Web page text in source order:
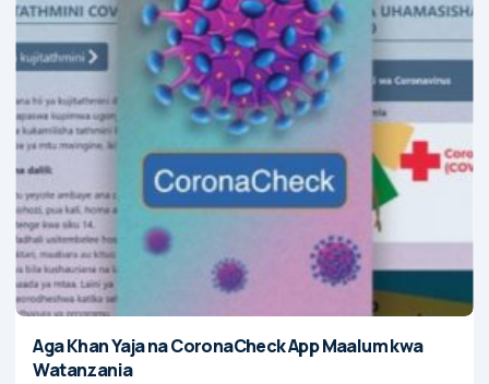
Aga Khan Yaja na CoronaCheck App Maalum kwa
Watanzania